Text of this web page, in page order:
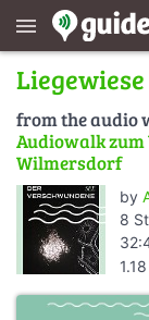
menu
from the audio
Audiowalk zum
Wilmersdorf
by
8